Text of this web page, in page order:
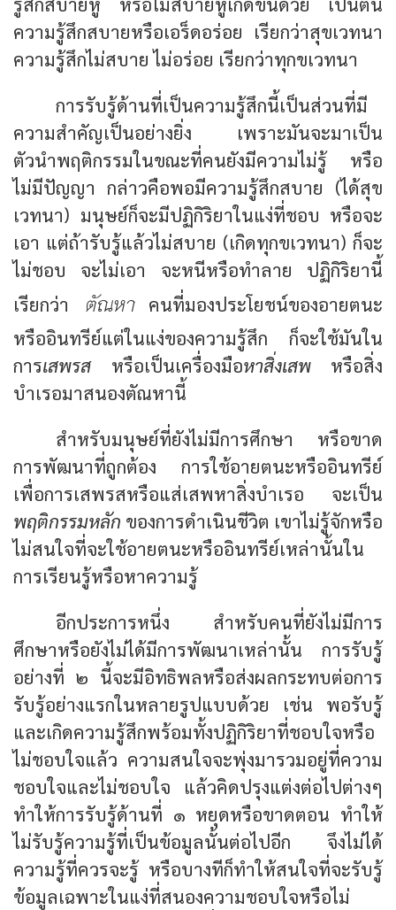
ความรู้สึกสบายหรือเอร็ดอร่อย เรียกว่าสุขเวทนา
ความรู้สึกไม่สบาย ไม่อร่อย เรียกว่าทุกขเวทนา
การรับรู้ด้านที่เป็นความรู้สึกนี้เป็นส่วนที่มี
ความสำคัญเป็นอย่างยิ่ง เพราะมันจะมาเป็น
ตัวนำพฤติกรรมในขณะที่คนยังมีความไม่รู้ หรือ
ไม่มีปัญญา กล่าวคือพอมีความรู้สึกสบาย (ได้สุข
เวทนา) มนุษย์ก็จะมีปฏิกิริยาในแง่ที่ชอบ หรือจะ
เอา แต่ถ้ารับรู้แล้วไม่สบาย (เกิดทุกขเวทนา) ก็จะ
ไม่ชอบ จะไม่เอา จะหนีหรือทำลาย ปฏิกิริยานี้
เรียกว่า ตัณหาคนที่มองประโยชน์ของอายตนะ
หรืออินทรีย์แต่ในแง่ของความรู้สึก ก็จะใช้มันใน
การเสพรสหรือเป็นเครื่องมือหาสิ่งเสพหรือสิ่ง
บำเรอมาสนองตัณหานี้
สำหรับมนุษย์ที่ยังไม่มีการศึกษา หรือขาด
การพัฒนาที่ถูกต้อง การใช้อายตนะหรืออินทรีย์
เพื่อการเสพรสหรือแส่เสพหาสิ่งบำเรอ จะเป็น
พฤติกรรมหลัก ของการดำเนินชีวิต เขาไม่รู้จักหรือ
ไม่สนใจที่จะใช้อายตนะหรืออินทรีย์เหล่านั้นใน
การเรียนรู้หรือหาความรู้
อีกประการหนึ่ง สำหรับคนที่ยังไม่มีการ
ศึกษาหรือยังไม่ได้มีการพัฒนาเหล่านั้น การรับรู้
อย่างที่ ๒ นี้จะมีอิทธิพลหรือส่งผลกระทบต่อการ
รับรู้อย่างแรกในหลายรูปแบบด้วย เช่น พอรับรู้
และเกิดความรู้สึกพร้อมทั้งปฏิกิริยาที่ชอบใจหรือ
ไม่ชอบใจแล้ว ความสนใจจะพุ่งมารวมอยู่ที่ความ
ชอบใจและไม่ชอบใจ แล้วคิดปรุงแต่งต่อไปต่างๆ
ทำให้การรับรู้ด้านที่ ๑ หยุดหรือขาดตอน ทำให้
ไม่รับรู้ความรู้ที่เป็นข้อมูลนั้นต่อไปอีก จึงไม่ได้
ความรู้ที่ควรจะรู้ หรือบางทีก็ทำให้สนใจที่จะรับรู้
ข้อมูลเฉพาะในแง่ที่สนองความชอบใจหรือไม่